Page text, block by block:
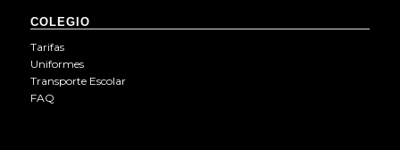
COLEGIO
Tarifas
Uniformes
Transporte Escolar
FAQ